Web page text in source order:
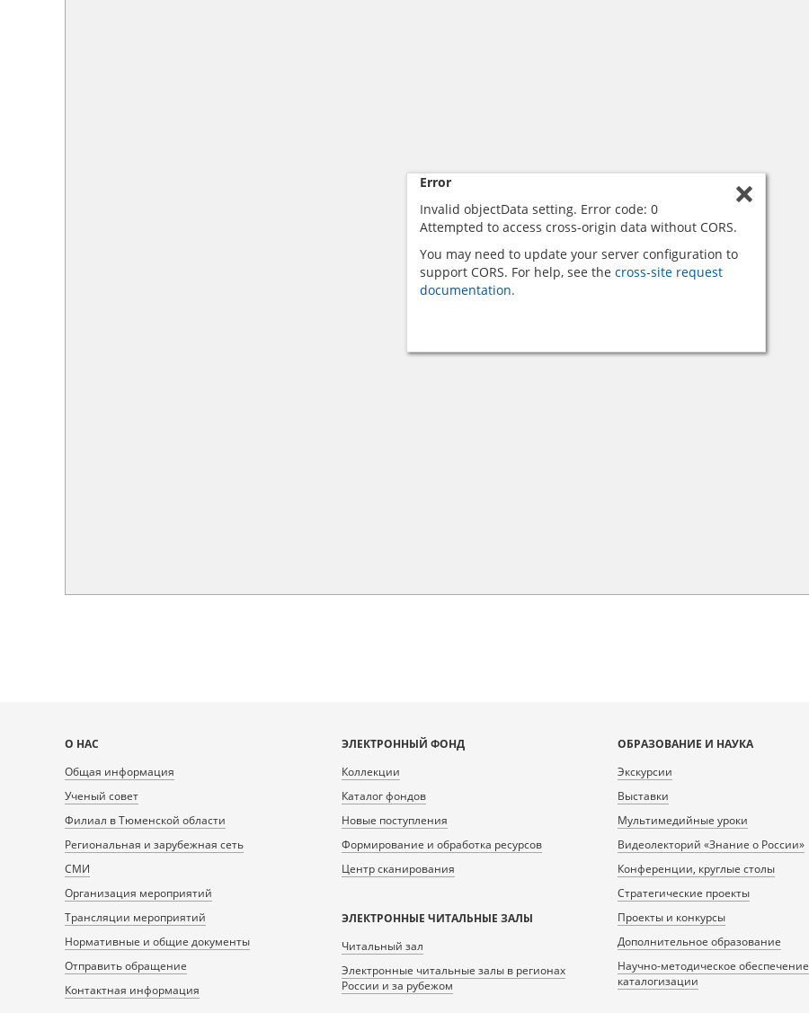
Error
Invalid objectData setting. Error code: 0
Attempted to access cross-origin data without CORS.
You may need to update your server configuration to
support CORS. For help, see the cross-site request
documentation.
Карта
сайта
О НАС
Общая информация
Ученый совет
Филиал в Тюменской области
Региональная и зарубежная сеть
СМИ
Организация мероприятий
Трансляции мероприятий
Нормативные и общие документы
Отправить обращение
Контактная информация
ЭЛЕКТРОННЫЙ ФОНД
Коллекции
Каталог фондов
Новые поступления
Формирование и обработка ресурсов
Центр сканирования
ЭЛЕКТРОННЫЕ ЧИТАЛЬНЫЕ ЗАЛЫ
Читальный зал
Электронные читальные залы в регионах
России и за рубежом
ОБРАЗОВАНИЕ И НАУКА
Экскурсии
Выставки
Мультимедийные уроки
Видеолекторий «Знание о России»
Конференции, круглые столы
Стратегические проекты
Проекты и конкурсы
Дополнительное образование
Научно-методическое обеспечение
каталогизации